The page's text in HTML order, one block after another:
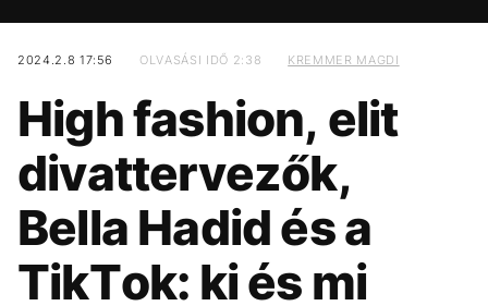
ZENE DIVAT
KULTÚRA ENTR
FILM + SOROZAT TECH-TUDOMÁNY
SPORT TÁRSADALOM
FIDESZ
CHRISTOPHER
NOLAN
HBO MAJKA
SZIGET FESZTIVÁL ENERGIAVÁLSÁG
ARIANA GRANDE KONCERT
2024.2.8 17:56 OLVASÁSI IDŐ 2:38 KREMMER MAGDI
High fashion, elit
divattervezők,
Bella Hadid és a
TikTok: ki és mi